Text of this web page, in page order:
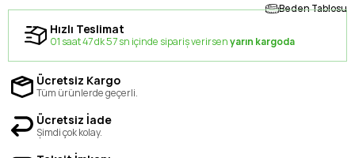
Beden Tablosu
Hızlı Teslimat
01 saat 47 dk 57 sn içinde sipariş verirsenyarın kargoda
Ücretsiz Kargo
Tüm ürünlerde geçerli.
Ücretsiz İade
Şimdi çok kolay.